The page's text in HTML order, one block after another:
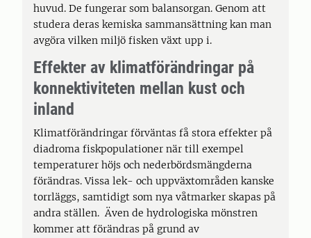
huvud. De fungerar som balansorgan. Genom att
studera deras kemiska sammansättning kan man
avgöra vilken miljö fisken växt upp i.
Effekter av klimatförändringar på
konnektiviteten mellan kust och
inland
Klimatförändringar förväntas få stora effekter på
diadroma fiskpopulationer när till exempel
temperaturer höjs och nederbördsmängderna
förändras. Vissa lek- och uppväxtområden kanske
torrläggs, samtidigt som nya våtmarker skapas på
andra ställen. Även de hydrologiska mönstren
kommer att förändras på grund av